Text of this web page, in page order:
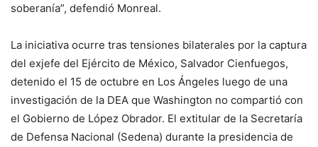
soberanía”, defendió Monreal.
La iniciativa ocurre tras tensiones bilaterales por la captura
del exjefe del Ejército de México, Salvador Cienfuegos,
detenido el 15 de octubre en Los Ángeles luego de una
investigación de la DEA que Washington no compartió con
el Gobierno de López Obrador. El extitular de la Secretaría
de Defensa Nacional (Sedena) durante la presidencia de